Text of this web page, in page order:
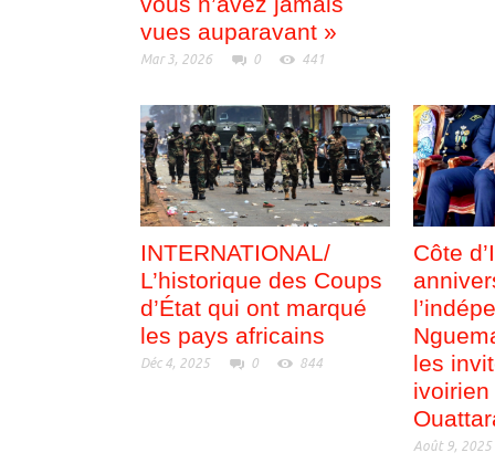
vues auparavant »
Mar 3, 2026 0 441
INTERNATIONAL/
L’historique des Coups
d’État qui ont marqué
les pays africains
Déc 4, 2025 0 844
Côte
les
Août 9, 2025